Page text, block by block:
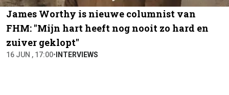
James Worthy is nieuwe columnist van
FHM: "Mijn hart heeft nog nooit zo hard en
zuiver geklopt"
16 JUN , 17:00•INTERVIEWS